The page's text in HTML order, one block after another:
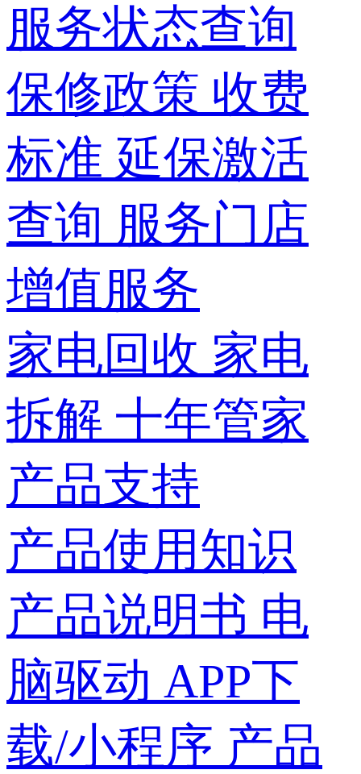
服务状态查询
保修政策 收费
标准 延保激活
查询 服务门店
增值服务
家电回收 家电
拆解 十年管家
产品支持
产品使用知识
产品说明书 电
脑驱动 APP下
载/小程序 产品